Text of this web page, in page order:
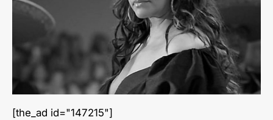
[the_ad id="147215"]